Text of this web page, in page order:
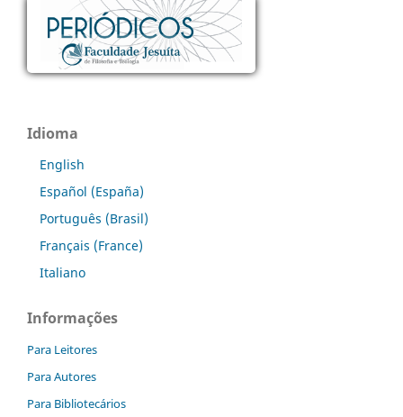
Idioma
English
Español (España)
Português (Brasil)
Français (France)
Italiano
Informações
Para Leitores
Para Autores
Para Bibliotecários